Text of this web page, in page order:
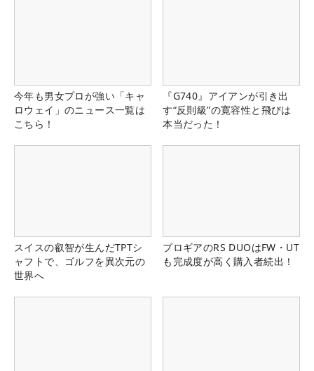
今年も男女プロが強い「キャ
ロウェイ」のニュース一覧は
こちら！
『G740』アイアンが引き出
す“反則級”の寛容性と飛びは
本当だった！
スイスの叡智が生んだTPTシ
ャフトで、ゴルフを異次元の
世界へ
プロギアのRS DUOはFW・UT
も完成度が高く購入者続出！